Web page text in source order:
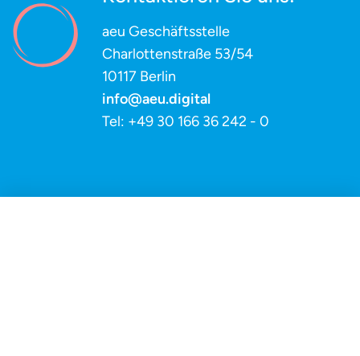
aeu Geschäftsstelle
Charlottenstraße 53/54
10117 Berlin
info@aeu.digital
Tel: +49 30 166 36 242 - 0